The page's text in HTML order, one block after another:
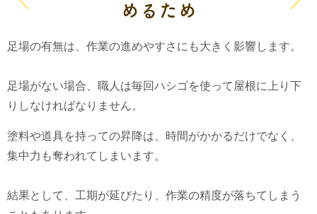
めるため
足場の有無は、作業の進めやすさにも大きく影響します。
足場がない場合、職人は毎回ハシゴを使って屋根に上り下
りしなければなりません。
塗料や道具を持っての昇降は、時間がかかるだけでなく、
集中力も奪われてしまいます。
結果として、工期が延びたり、作業の精度が落ちてしまう